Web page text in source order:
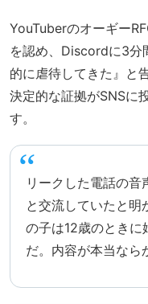
YouTuberのオーギー
を認め、Discordに3分
的に虐待してきた』と
決定的な証拠がSNSに
す。
リークした電話の音
と交流していたと明
の子は12歳のときに
だ。内容が本当なら